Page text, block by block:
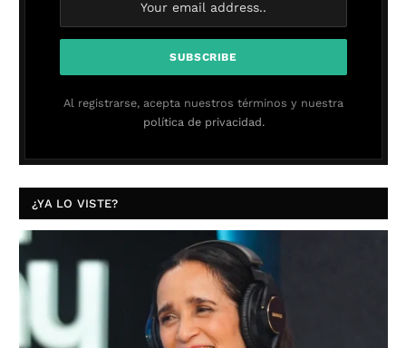
Al registrarse, acepta nuestros términos y nuestra
política de privacidad.
¿YA LO VISTE?